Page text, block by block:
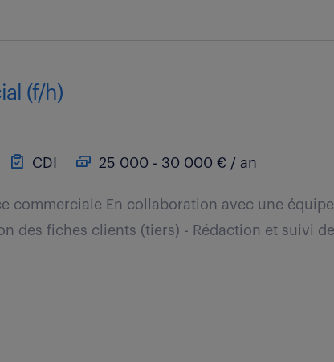
(f/h)
CDI 25 000 - 30 000 € / an
commerciale En collaboration avec une
des fiches clients (tiers) - Rédaction et suivi